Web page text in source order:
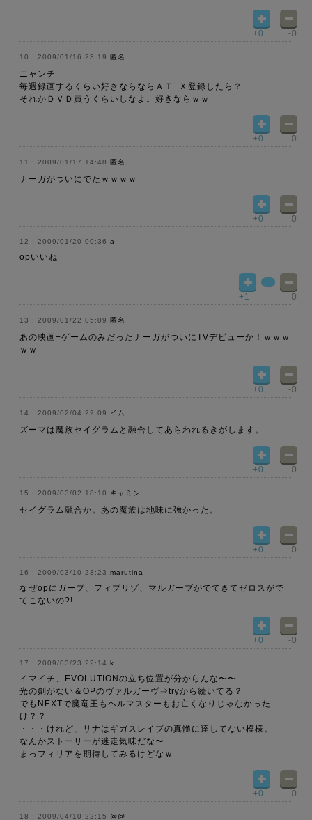
+0 -0
2009/01/16 23:19 匿名
ニャンチ
毎週録画するくらい好きならならＡＴ−Ｘ登録したら？
それかＤＶＤ買うくらいしなよ。好きならｗｗ
+0 -0
2009/01/17 14:48 匿名
ナーガがついにでたｗｗｗｗ
+0 -0
2009/01/20 00:36 a
opいいね
+1 -0
2009/01/22 05:09 匿名
あの映画+ゲームのみだったナーガがついにTVデビューか！ｗｗｗ
ｗｗ
+0 -0
2009/02/04 22:09 イム
ズーマは魔族セイグラムと融合してあらわれるきがします。
+0 -0
2009/03/02 18:10 キャミン
セイグラム融合か。あの魔族は地味に強かった。
+0 -0
2009/03/10 23:23 marutina
なぜopにガーブ、フィブリゾ、マルガーブがでてきてゼロスがで
てこないの?!
+0 -0
2009/03/23 22:14 k
イマイチ、EVOLUTIONの立ち位置が分からんな〜〜
光の剣がない＆OPのヴァルガーヴ⇒tryから続いてる？
でもNEXTで魔竜王もヘルマスターもお亡くなりじゃなかった
け？？
・・・けれど、リナはギガスレイブの真髄に達してない模様。
なんかストーリーが迷走気味だな〜
まっフィリアを期待してみるけどなｗ
+0 -0
2009/04/10 22:15 @@